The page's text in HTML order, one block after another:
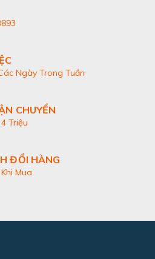
Ngày Trong Tuần
CHUYỂN
Triệu
ĐỔI HÀNG
Mua